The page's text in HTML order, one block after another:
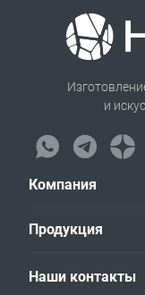
и
Компания
Продукция
Наши контакты